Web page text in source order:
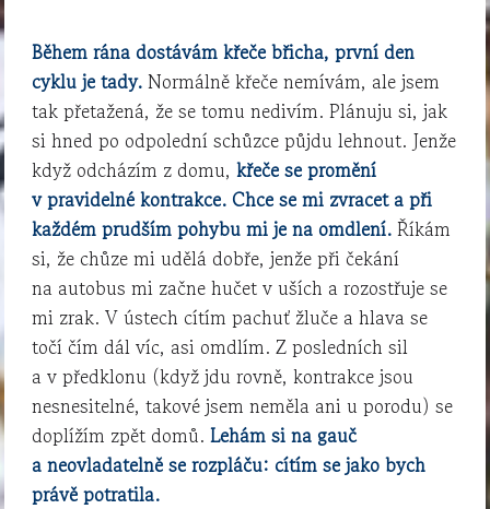
Během rána dostávám křeče břicha, první den
cyklu je tady. Normálně křeče nemívám, ale jsem
tak přetažená, že se tomu nedivím. Plánuju si, jak
si hned po odpolední schůzce půjdu lehnout. Jenže
když odcházím z domu,křeče se promění
v pravidelné kontrakce. Chce se mi zvracet a při
každém prudším pohybu mi je na omdlení. Říkám
si, že chůze mi udělá dobře, jenže při čekání
na autobus mi začne hučet v uších a rozostřuje se
mi zrak. V ústech cítím pachuť žluče a hlava se
točí čím dál víc, asi omdlím. Z posledních sil
a v předklonu (když jdu rovně, kontrakce jsou
nesnesitelné, takové jsem neměla ani u porodu) se
doplížím zpět domů.Lehám si na gauč
a neovladatelně se rozpláču: cítím se jako bych
právě potratila.